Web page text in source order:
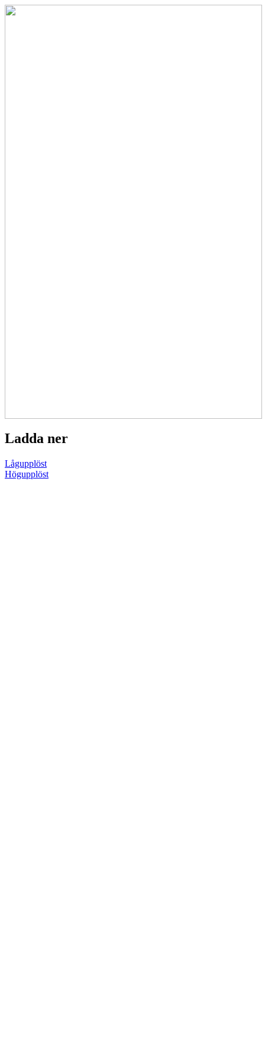
Ladda ner
Lågupplöst
Högupplöst